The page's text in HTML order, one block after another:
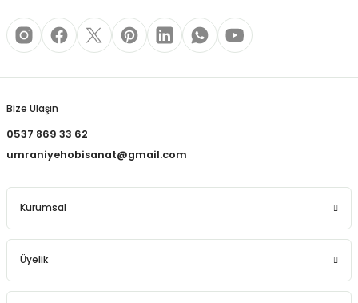
Bize Ulaşın
0537 869 33 62
umraniyehobisanat@gmail.com
Kurumsal
Üyelik